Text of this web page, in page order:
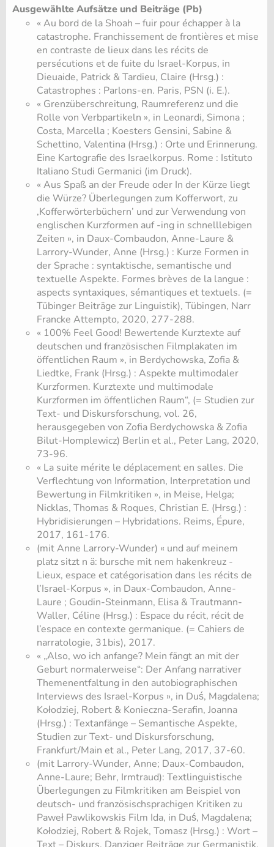
Ausgewählte Aufsätze und Beiträge (Pb)
« Au bord de la Shoah – fuir pour échapper à la
catastrophe. Franchissement de frontières et mise
en contraste de lieux dans les récits de
persécutions et de fuite du Israel-Korpus, in
Dieuaide, Patrick & Tardieu, Claire (Hrsg.) :
Catastrophes : Parlons-en. Paris, PSN (i. E.).
« Grenzüberschreitung, Raumreferenz und die
Rolle von Verbpartikeln », in Leonardi, Simona ;
Costa, Marcella ; Koesters Gensini, Sabine &
Schettino, Valentina (Hrsg.) : Orte und Erinnerung.
Eine Kartografie des Israelkorpus. Rome : Istituto
Italiano Studi Germanici (im Druck).
« Aus Spaß an der Freude oder In der Kürze liegt
die Würze? Überlegungen zum Kofferwort, zu
‚Kofferwörterbüchern’ und zur Verwendung von
englischen Kurzformen auf -ing in schnelllebigen
Zeiten », in Daux-Combaudon, Anne-Laure &
Larrory-Wunder, Anne (Hrsg.) : Kurze Formen in
der Sprache : syntaktische, semantische und
textuelle Aspekte. Formes brèves de la langue :
aspects syntaxiques, sémantiques et textuels. (=
Tübinger Beiträge zur Linguistik), Tübingen, Narr
Francke Attempto, 2020, 277-288.
« 100% Feel Good! Bewertende Kurztexte auf
deutschen und französischen Filmplakaten im
öffentlichen Raum », in Berdychowska, Zofia &
Liedtke, Frank (Hrsg.) : Aspekte multimodaler
Kurzformen. Kurztexte und multimodale
Kurzformen im öffentlichen Raum“, (= Studien zur
Text- und Diskursforschung, vol. 26,
herausgegeben von Zofia Berdychowska & Zofia
Bilut-Homplewicz) Berlin et al., Peter Lang, 2020,
73-96.
« La suite mérite le déplacement en salles. Die
Verflechtung von Information, Interpretation und
Bewertung in Filmkritiken », in Meise, Helga;
Nicklas, Thomas & Roques, Christian E. (Hrsg.) :
Hybridisierungen – Hybridations. Reims, Épure,
2017, 161-176.
(mit Anne Larrory-Wunder) « und auf meinem
platz sitzt n ä: bursche mit nem hakenkreuz -
Lieux, espace et catégorisation dans les récits de
l’Israel-Korpus », in Daux-Combaudon, Anne-
Laure ; Goudin-Steinmann, Elisa & Trautmann-
Waller, Céline (Hrsg.) : Espace du récit, récit de
l’espace en contexte germanique. (= Cahiers de
narratologie, 31bis), 2017.
« „Also, wo ich anfange? Mein fängt an mit der
Geburt normalerweise“: Der Anfang narrativer
Themenentfaltung in den autobiographischen
Interviews des Israel-Korpus », in Duś, Magdalena;
Kołodziej, Robert & Konieczna-Serafin, Joanna
(Hrsg.) : Textanfänge – Semantische Aspekte,
Studien zur Text- und Diskursforschung,
Frankfurt/Main et al., Peter Lang, 2017, 37-60.
(mit Larrory-Wunder, Anne; Daux-Combaudon,
Anne-Laure; Behr, Irmtraud): Textlinguistische
Überlegungen zu Filmkritiken am Beispiel von
deutsch- und französischsprachigen Kritiken zu
Paweł Pawlikowskis Film Ida, in Duś, Magdalena;
Kołodziej, Robert & Rojek, Tomasz (Hrsg.) : Wort –